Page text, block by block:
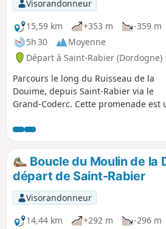
Visorandonneur
15,59 km
+353 m
-359 m
5h 30
Moyenne
Départ à Saint-Rabier (Dordogne)
Parcours le long du Ruisseau de la
Douime, depuis Saint-Rabier via le
Grand-Coderc. Cette promenade est
truffiers, ses noyers, ses châteaux, ses
ruisseaux, ses étangs, tout cela avec
beau dénivelé.
Boucle du Moulin de la
départ de Saint-Rabier
Visorandonneur
14,44 km
+292 m
-296 m